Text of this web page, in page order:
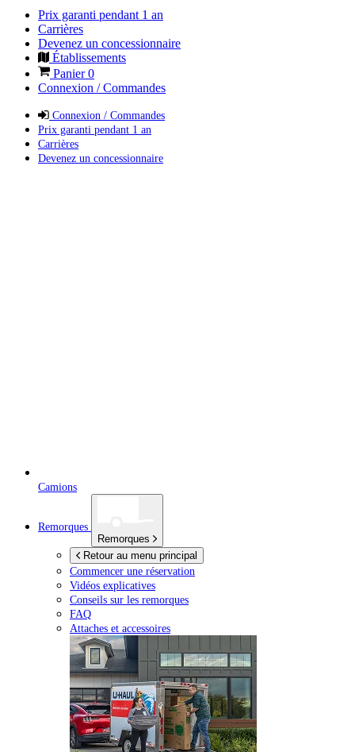
Prix garanti pendant 1 an
Carrières
Devenez un concessionnaire
Établissements
Panier0
Connexion / Commandes
Connexion / Commandes
Prix garanti pendant 1 an
Carrières
Devenez un concessionnaire
Camions
Remorques
Remorques
Retour au menu principal
Commencer une réservation
Vidéos explicatives
Conseils sur les remorques
FAQ
Attaches et accessoires